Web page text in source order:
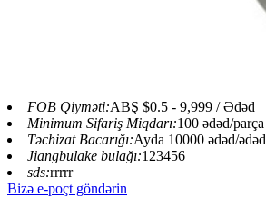
FOB Qiyməti:ABŞ $0.5 - 9,999 / Ədəd
Minimum Sifariş Miqdarı:100 ədəd/parça
Təchizat Bacarığı:Ayda 10000 ədəd/ədəd
Jiangbulake bulağı:123456
sds:rrrrr
Bizə e-poçt göndərin